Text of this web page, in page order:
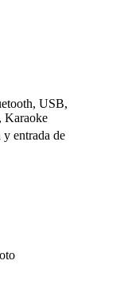
USB,
Karaoke
entrada de